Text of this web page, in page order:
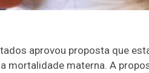
aprovou proposta que
mortalidade materna. A